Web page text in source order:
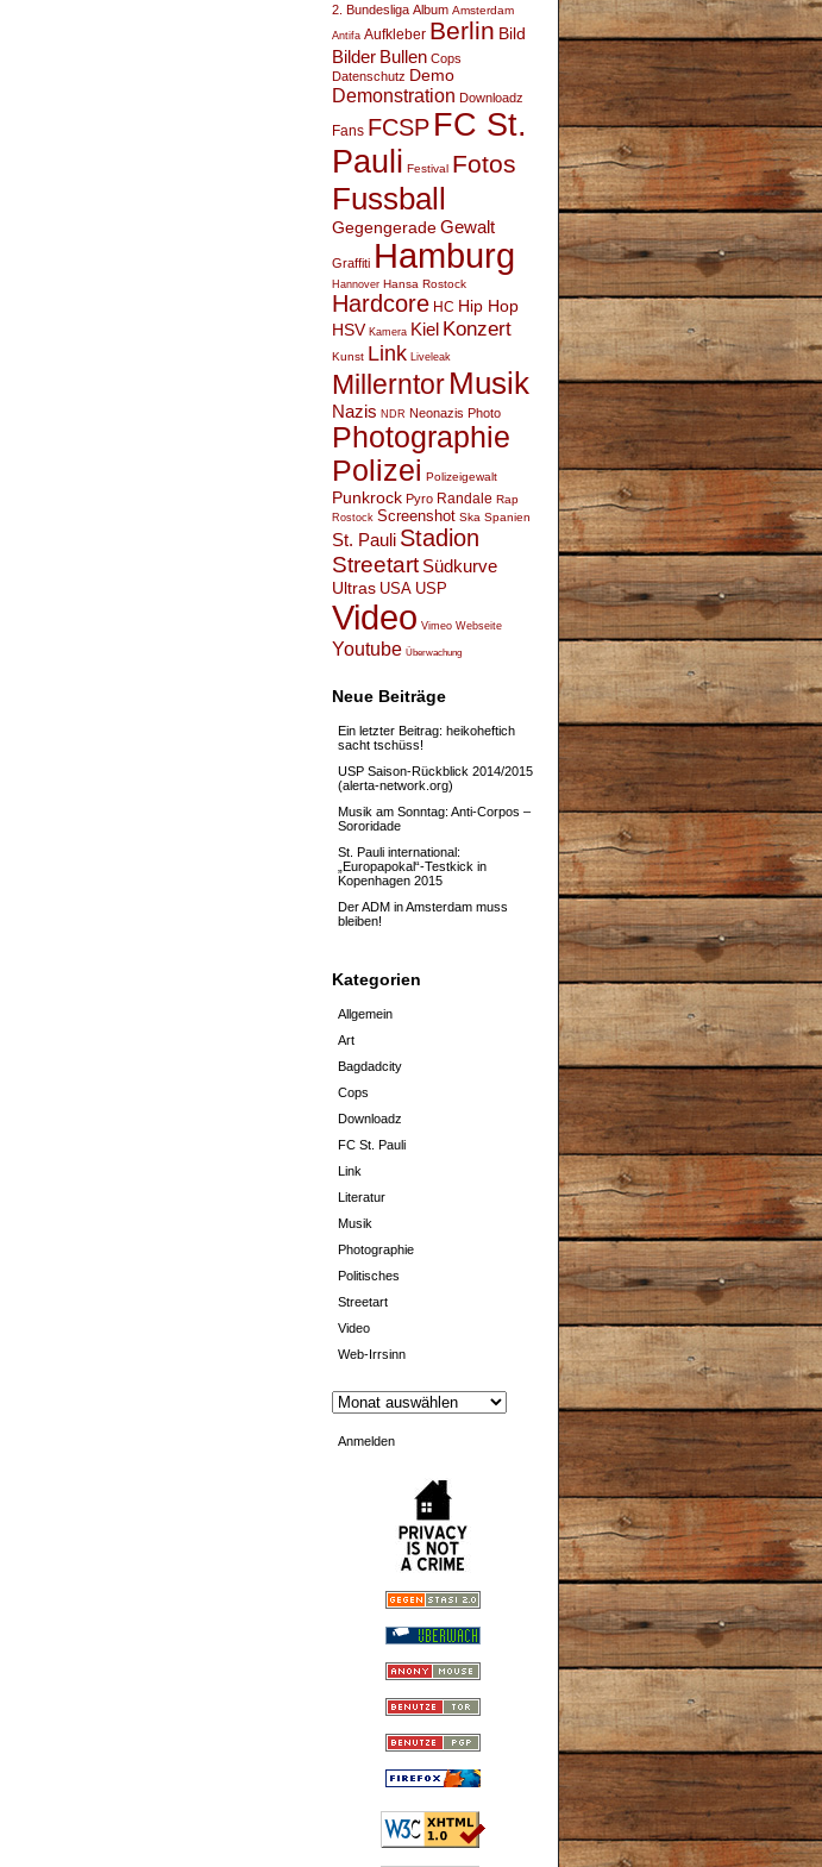
2. Bundesliga Album Amsterdam
Antifa Aufkleber Berlin Bild
Bilder Bullen Cops
Datenschutz Demo
Demonstration Downloadz
Fans FCSP FC St.
Pauli Festival Fotos
Fussball
GegengeradeGewalt
Graffiti Hamburg
Hannover Hansa Rostock
Hardcore HC Hip Hop
HSV Kamera Kiel Konzert
Kunst Link Liveleak
Millerntor Musik
Nazis NDR Neonazis Photo
Photographie
Polizei Polizeigewalt
Punkrock Pyro Randale Rap
Rostock Screenshot Ska Spanien
St. Pauli Stadion
Streetart Südkurve
Ultras USA USP
Video Vimeo Webseite
Youtube Überwachung
Neue Beiträge
Ein letzter Beitrag: heikoheftich
sacht tschüss!
USP Saison-Rückblick 2014/2015
(alerta-network.org)
Musik am Sonntag: Anti-Corpos –
Sororidade
St. Pauli international:
„Europapokal“-Testkick in
Kopenhagen 2015
Der ADM in Amsterdam muss
bleiben!
Kategorien
Allgemein
Art
Bagdadcity
Cops
Downloadz
FC St. Pauli
Link
Literatur
Musik
Photographie
Politisches
Streetart
Video
Web-Irrsinn
Anmelden